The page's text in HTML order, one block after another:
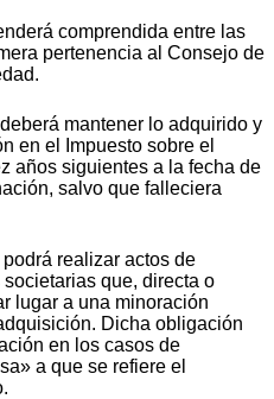
comprendida entre las
pertenencia al Consejo de
mantener lo adquirido y
en el Impuesto sobre el
años siguientes a la fecha de
salvo que falleciera
realizar actos de
que, directa o
lugar a una minoración
Dicha obligación
en los casos de
a que se refiere el